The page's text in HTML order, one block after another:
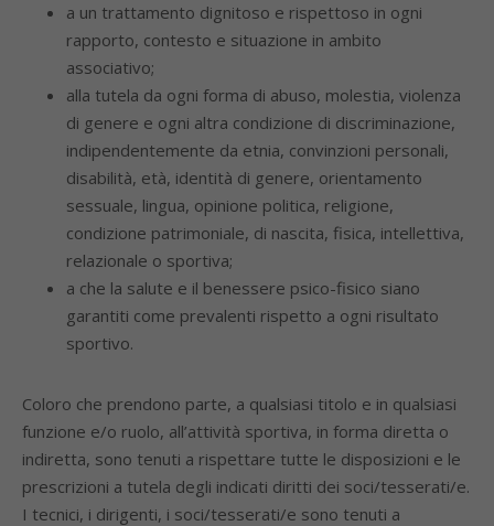
a un trattamento dignitoso e rispettoso in ogni
rapporto, contesto e situazione in ambito
associativo;
alla tutela da ogni forma di abuso, molestia, violenza
di genere e ogni altra condizione di discriminazione,
indipendentemente da etnia, convinzioni personali,
disabilità, età, identità di genere, orientamento
sessuale, lingua, opinione politica, religione,
condizione patrimoniale, di nascita, fisica, intellettiva,
relazionale o sportiva;
a che la salute e il benessere psico-fisico siano
garantiti come prevalenti rispetto a ogni risultato
sportivo.
Coloro che prendono parte, a qualsiasi titolo e in qualsiasi
funzione e/o ruolo, all’attività sportiva, in forma diretta o
indiretta, sono tenuti a rispettare tutte le disposizioni e le
prescrizioni a tutela degli indicati diritti dei soci/tesserati/e.
I tecnici, i dirigenti, i soci/tesserati/e sono tenuti a